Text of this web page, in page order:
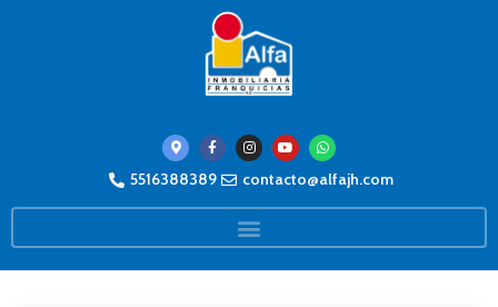
5516388389 contacto@alfajh.com